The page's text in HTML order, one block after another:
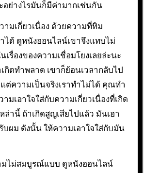
อย่างไรมันก็มีค่ามากเช่นกัน
ามเกี่ยวเนื่อง ด้วยความที่ทิม
ได้ ดูหนังออนไลน์เขาจึงแทบไม่
เรื่องของความเชื่อมโยงเลยล่ะนะ
กิดทำพลาด เขาก็ย้อนเวลากลับไป
ต่ความเป็นจริงเราทำไม่ได้ คุณทำ
ามเอาใจใส่กับความเกี่ยวเนื่องที่เกิด
ล่านี้ ถ้าเกิดสูญเสียไปแล้ว มันเอา
ผม ดังนั้น ให้ความเอาใจใส่กับมัน
มไม่สมบูรณ์แบบ ดูหนังออนไลน์